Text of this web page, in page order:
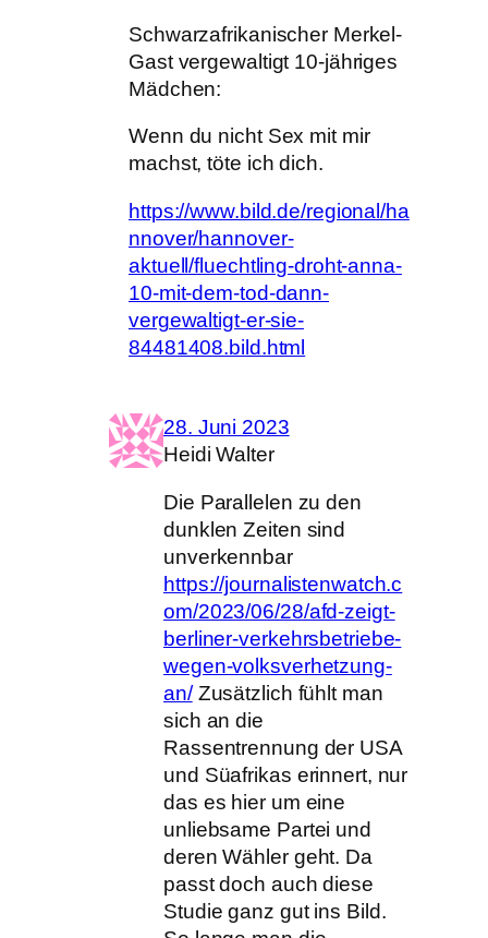
Schwarzafrikanischer Merkel-
Gast vergewaltigt 10-jähriges
Mädchen:
Wenn du nicht Sex mit mir
machst, töte ich dich.
https://www.bild.de/regional/ha
nnover/hannover-
aktuell/fluechtling-droht-anna-
10-mit-dem-tod-dann-
vergewaltigt-er-sie-
84481408.bild.html
28. Juni 2023
Heidi Walter
Die Parallelen zu den
dunklen Zeiten sind
unverkennbar
https://journalistenwatch.c
om/2023/06/28/afd-zeigt-
berliner-verkehrsbetriebe-
wegen-volksverhetzung-
an/Zusätzlich fühlt man
sich an die
Rassentrennung der USA
und Süafrikas erinnert, nur
das es hier um eine
unliebsame Partei und
deren Wähler geht. Da
passt doch auch diese
Studie ganz gut ins Bild.